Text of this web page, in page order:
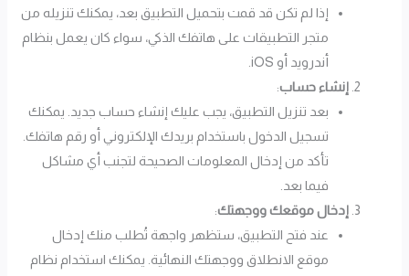
إذا لم تكن قد قمت بتحميل التطبيق بعد، يمكنك تنزيله من
متجر التطبيقات على هاتفك الذكي، سواء كان يعمل بنظام
أندرويد أو iOS.
إنشاء حساب:
بعد تنزيل التطبيق، يجب عليك إنشاء حساب جديد. يمكنك
تسجيل الدخول باستخدام بريدك الإلكتروني أو رقم هاتفك.
تأكد من إدخال المعلومات الصحيحة لتجنب أي مشاكل
فيما بعد.
إدخال موقعك ووجهتك:
عند فتح التطبيق، ستظهر واجهة تُطلب منك إدخال
موقع الانطلاق ووجهتك النهائية. يمكنك استخدام نظام